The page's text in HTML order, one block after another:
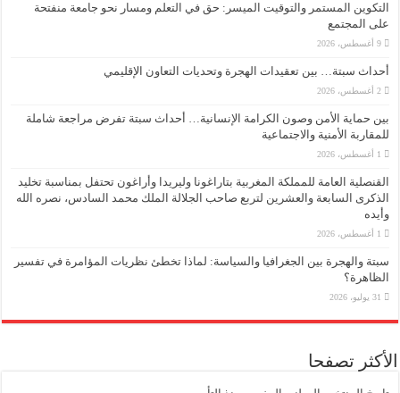
التكوين المستمر والتوقيت الميسر: حق في التعلم ومسار نحو جامعة منفتحة
على المجتمع
9 أغسطس، 2026
أحداث سبتة… بين تعقيدات الهجرة وتحديات التعاون الإقليمي
2 أغسطس، 2026
بين حماية الأمن وصون الكرامة الإنسانية… أحداث سبتة تفرض مراجعة شاملة
للمقاربة الأمنية والاجتماعية
1 أغسطس، 2026
القنصلية العامة للمملكة المغربية بتاراغونا وليريدا وأراغون تحتفل بمناسبة تخليد
الذكرى السابعة والعشرين لتربع صاحب الجلالة الملك محمد السادس، نصره الله
وأيده
1 أغسطس، 2026
سبتة والهجرة بين الجغرافيا والسياسة: لماذا تخطئ نظريات المؤامرة في تفسير
الظاهرة؟
31 يوليو، 2026
الأكثر تصفحا